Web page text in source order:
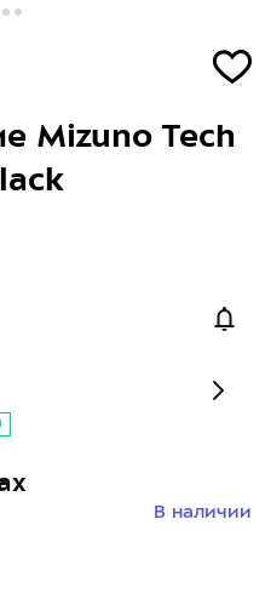
Mizuno Tech
В наличии